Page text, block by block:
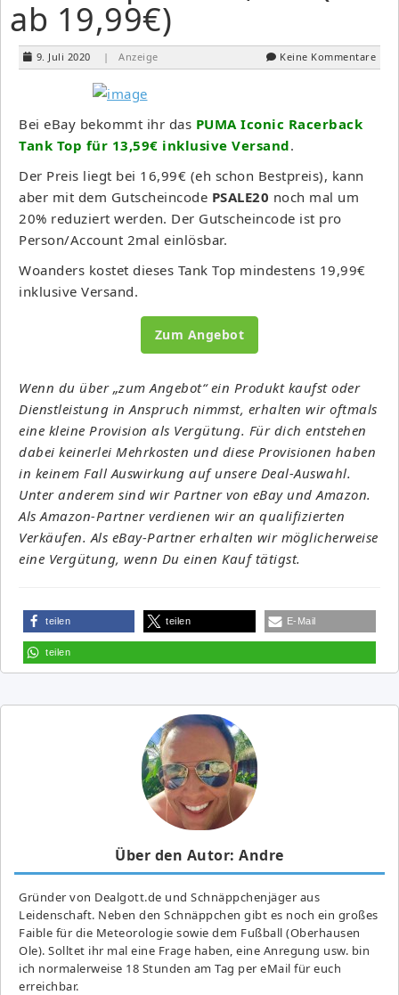
ab 19,99€)
9. Juli 2020 | Anzeige Keine Kommentare
Bei eBay bekommt ihr das PUMA Iconic Racerback
Tank Top für 13,59€ inklusive Versand.
Der Preis liegt bei 16,99€ (eh schon Bestpreis), kann
aber mit dem Gutscheincode PSALE20 noch mal um
20% reduziert werden. Der Gutscheincode ist pro
Person/Account 2mal einlösbar.
Woanders kostet dieses Tank Top mindestens 19,99€
inklusive Versand.
Zum Angebot
Wenn du über „zum Angebot“ ein Produkt kaufst oder
Dienstleistung in Anspruch nimmst, erhalten wir oftmals
eine kleine Provision als Vergütung. Für dich entstehen
dabei keinerlei Mehrkosten und diese Provisionen haben
in keinem Fall Auswirkung auf unsere Deal-Auswahl.
Unter anderem sind wir Partner von eBay und Amazon.
Als Amazon-Partner verdienen wir an qualifizierten
Verkäufen. Als eBay-Partner erhalten wir möglicherweise
eine Vergütung, wenn Du einen Kauf tätigst.
teilen teilen E-Mail
teilen
Über den Autor: Andre
Gründer von Dealgott.de und Schnäppchenjäger aus
Leidenschaft. Neben den Schnäppchen gibt es noch ein großes
Fai­ble für die Meteorologie sowie dem Fußball (Oberhausen
Ole). Solltet ihr mal eine Frage haben, eine Anregung usw. bin
ich normalerweise 18 Stunden am Tag per eMail für euch
erreichbar.